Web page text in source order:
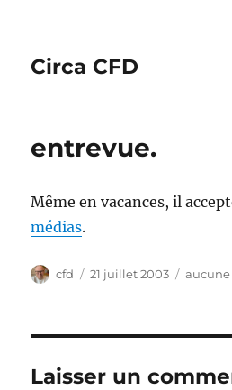
Circa CFD
entrevue.
Même en vacances, il
médias.
Auteur
cfd
Publié
21 juillet 2003 aucune
Laisser un